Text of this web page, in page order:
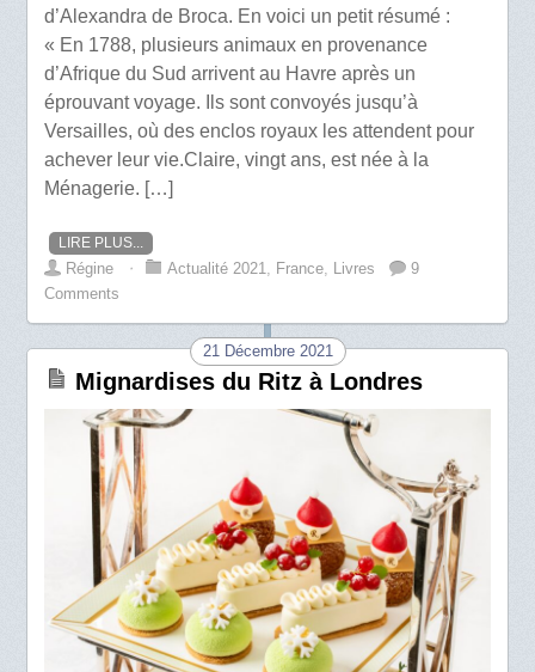
d’Alexandra de Broca. En voici un petit résumé :
« En 1788, plusieurs animaux en provenance
d’Afrique du Sud arrivent au Havre après un
éprouvant voyage. Ils sont convoyés jusqu’à
Versailles, où des enclos royaux les attendent pour
achever leur vie.Claire, vingt ans, est née à la
Ménagerie. […]
LIRE PLUS...
Régine ⋅ Actualité 2021 France Livres
9
Comments
21 Décembre 2021
Mignardises du Ritz à Londres